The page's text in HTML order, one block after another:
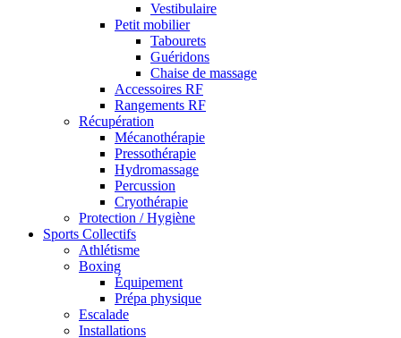
Vestibulaire
Petit mobilier
Tabourets
Guéridons
Chaise de massage
Accessoires RF
Rangements RF
Récupération
Mécanothérapie
Pressothérapie
Hydromassage
Percussion
Cryothérapie
Protection / Hygiène
Sports Collectifs
Athlétisme
Boxing
Équipement
Prépa physique
Escalade
Installations